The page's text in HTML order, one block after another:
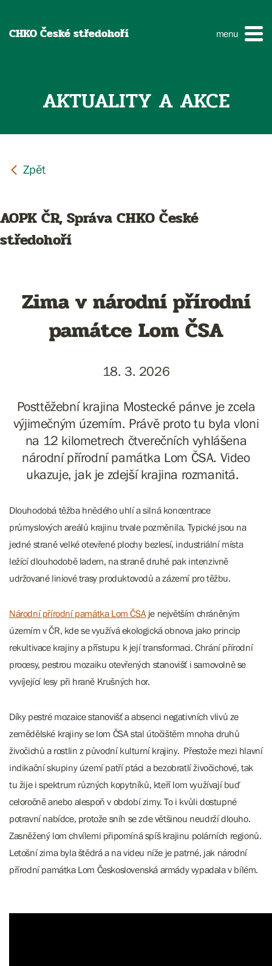
CHKO České středohoří menu
AKTUALITY A AKCE
AOPK ČR, Správa CHKO České
středohoří
Zima v národní přírodní
památce Lom ČSA
18. 3. 2026
Posttěžební krajina Mostecké pánve je zcela
výjimečným územím. Právě proto tu byla vloni
na 12 kilometrech čtverečních vyhlášena
národní přírodní památka Lom ČSA. Video
ukazuje, jak je zdejší krajina rozmanitá.
Dlouhodobá těžba hnědého uhlí a silná koncentrace
průmyslových areálů krajinu trvale pozměnila. Typické jsou na
jedné straně velké otevřené plochy bezlesí, industriální místa
ležící dlouhodobě ladem, na straně druhé pak intenzivně
udržované liniové trasy produktovodů a zázemí pro těžbu.
Národní přírodní památka Lom ČSA je největším chráněným
územím v ČR, kde se využívá ekologická obnova jako princip
rekultivace krajiny a přístupu k její transformaci. Chrání přírodní
procesy, pestrou mozaiku otevřených stanovišť i samovolně se
vyvíjející lesy při hraně Krušných hor.
Díky pestré mozaice stanovišť a absenci negativních vlivů ze
zemědělské krajiny se lom ČSA stal útočištěm mnoha druhů
živočichů a rostlin z původní kulturní krajiny. Přestože mezi hlavní
indikační skupiny území patří ptáci a bezobratlí živočichové, tak
tu žije i spektrum různých kopytníků, kteří lom využívají buď
celoročně anebo alespoň v období zimy. To i kvůli dostupné
potravní nabídce, protože sníh se zde většinou neudrží dlouho.
Zasněžený lom chvílemi připomíná spíš krajinu polárních regionů.
Letošní zima byla štědrá a na videu níže je patrné, jak národní
přírodní památka Lom Československá armády vypadala v bílém.